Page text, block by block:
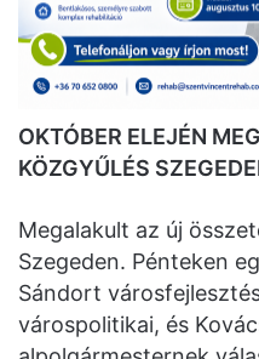
OKTÓBER ELEJÉN
KÖZGYŰLÉS
Megalakult az új
Szegeden. Pénteken
Sándort
várospolitikai, és